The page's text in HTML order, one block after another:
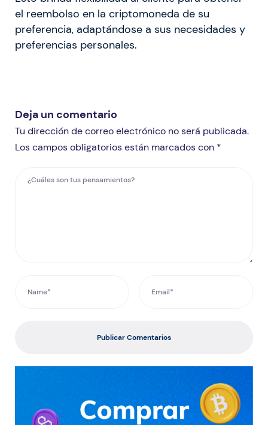
el reembolso en la criptomoneda de su
preferencia, adaptándose a sus necesidades y
preferencias personales.
Deja un comentario
Tu dirección de correo electrónico no será publicada.
Los campos obligatorios están marcados con *
Publicar Comentarios